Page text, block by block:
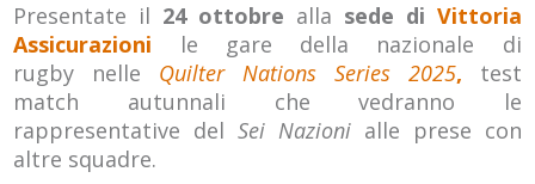
Presentate il 24 ottobre alla sede di Vittoria
Assicurazioni le gare della nazionale di
rugby nelle Quilter Nations Series 2025, test
match autunnali che vedranno le
rappresentative delSei Nazioni alle prese con
altre squadre.